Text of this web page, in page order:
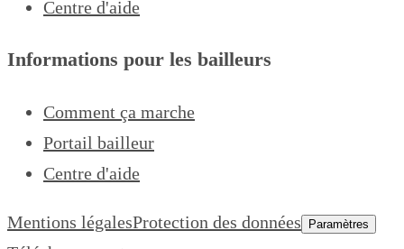
Centre d'aide
Informations pour les bailleurs
Comment ça marche
Portail bailleur
Centre d'aide
Mentions légalesProtection des données Paramètres